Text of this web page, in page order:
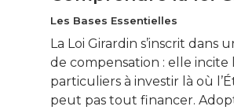
Les Bases Essentielles
La Loi Girardin s’inscrit dans
de compensation : elle incite
particuliers à investir là où
peut pas tout financer.